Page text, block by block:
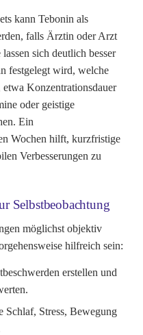
kann Tebonin als
falls Ärztin oder Arzt
sich deutlich besser
festgelegt wird, welche
Konzentrationsdauer
oder geistige
Ein
Wochen hilft, kurzfristige
Verbesserungen zu
Selbstbeobachtung
möglichst objektiv
hilfreich sein:
erstellen und
Schlaf, Stress, Bewegung